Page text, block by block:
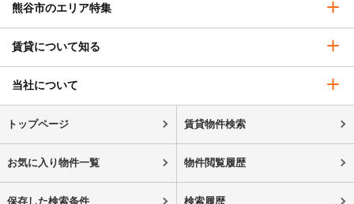
熊谷市のエリア特集
賃貸について知る
当社について
トップページ 賃貸物件検索
お気に入り物件一覧 物件閲覧履歴
保存した検索条件 検索履歴